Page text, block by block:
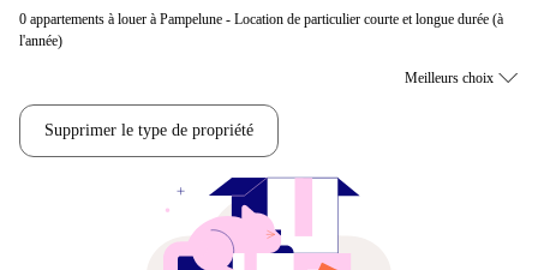
0 appartements à louer à Pampelune - Location de particulier courte et longue durée (à
l'année)
Supprimer le type de propriété